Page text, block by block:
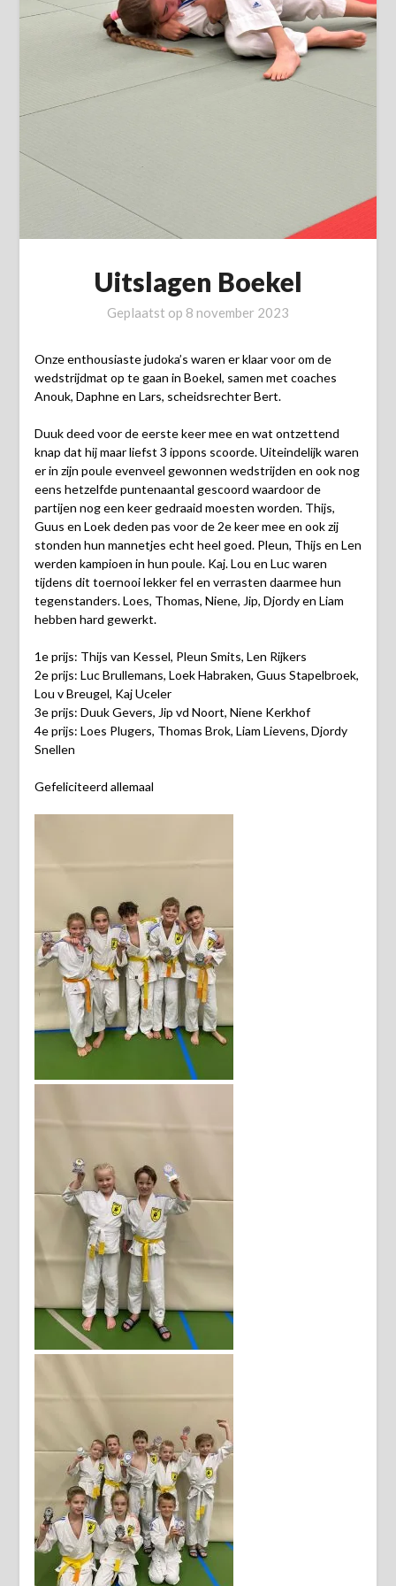
Uitslagen Boekel
Geplaatst op 8 november 2023
Onze enthousiaste judoka’s waren er klaar voor om de
wedstrijdmat op te gaan in Boekel, samen met coaches
Anouk, Daphne en Lars, scheidsrechter Bert.
Duuk deed voor de eerste keer mee en wat ontzettend
knap dat hij maar liefst 3 ippons scoorde. Uiteindelijk waren
er in zijn poule evenveel gewonnen wedstrijden en ook nog
eens hetzelfde puntenaantal gescoord waardoor de
partijen nog een keer gedraaid moesten worden. Thijs,
Guus en Loek deden pas voor de 2e keer mee en ook zij
stonden hun mannetjes echt heel goed. Pleun, Thijs en Len
werden kampioen in hun poule. Kaj. Lou en Luc waren
tijdens dit toernooi lekker fel en verrasten daarmee hun
tegenstanders. Loes, Thomas, Niene, Jip, Djordy en Liam
hebben hard gewerkt.
1e prijs: Thijs van Kessel, Pleun Smits, Len Rijkers
2e prijs: Luc Brullemans, Loek Habraken, Guus Stapelbroek,
Lou v Breugel, Kaj Uceler
3e prijs: Duuk Gevers, Jip vd Noort, Niene Kerkhof
4e prijs: Loes Plugers, Thomas Brok, Liam Lievens, Djordy
Snellen
Gefeliciteerd allemaal